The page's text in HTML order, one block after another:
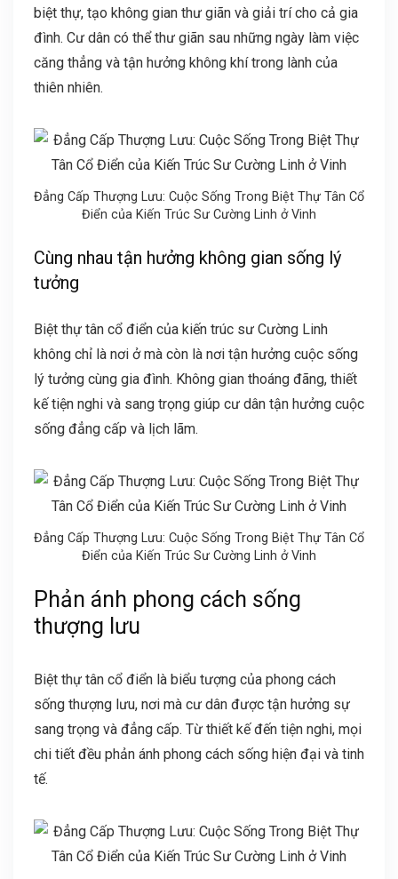
biệt thự, tạo không gian thư giãn và giải trí cho cả gia
đình. Cư dân có thể thư giãn sau những ngày làm việc
căng thẳng và tận hưởng không khí trong lành của
thiên nhiên.
Đẳng Cấp Thượng Lưu: Cuộc Sống Trong Biệt Thự Tân Cổ
Điển của Kiến Trúc Sư Cường Linh ở Vinh
Cùng nhau tận hưởng không gian sống lý
tưởng
Biệt thự tân cổ điển của kiến trúc sư Cường Linh
không chỉ là nơi ở mà còn là nơi tận hưởng cuộc sống
lý tưởng cùng gia đình. Không gian thoáng đãng, thiết
kế tiện nghi và sang trọng giúp cư dân tận hưởng cuộc
sống đẳng cấp và lịch lãm.
Đẳng Cấp Thượng Lưu: Cuộc Sống Trong Biệt Thự Tân Cổ
Điển của Kiến Trúc Sư Cường Linh ở Vinh
Phản ánh phong cách sống
thượng lưu
Biệt thự tân cổ điển là biểu tượng của phong cách
sống thượng lưu, nơi mà cư dân được tận hưởng sự
sang trọng và đẳng cấp. Từ thiết kế đến tiện nghi, mọi
chi tiết đều phản ánh phong cách sống hiện đại và tinh
tế.